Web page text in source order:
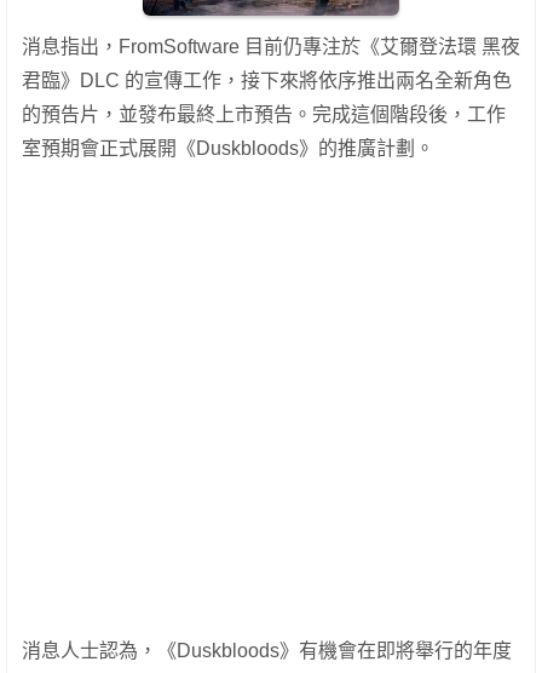
消息指出，FromSoftware 目前仍專注於《艾爾登法環 黑夜
君臨》DLC 的宣傳工作，接下來將依序推出兩名全新角色
的預告片，並發布最終上市預告。完成這個階段後，工作
室預期會正式展開《Duskbloods》的推廣計劃。
消息人士認為，《Duskbloods》有機會在即將舉行的年度